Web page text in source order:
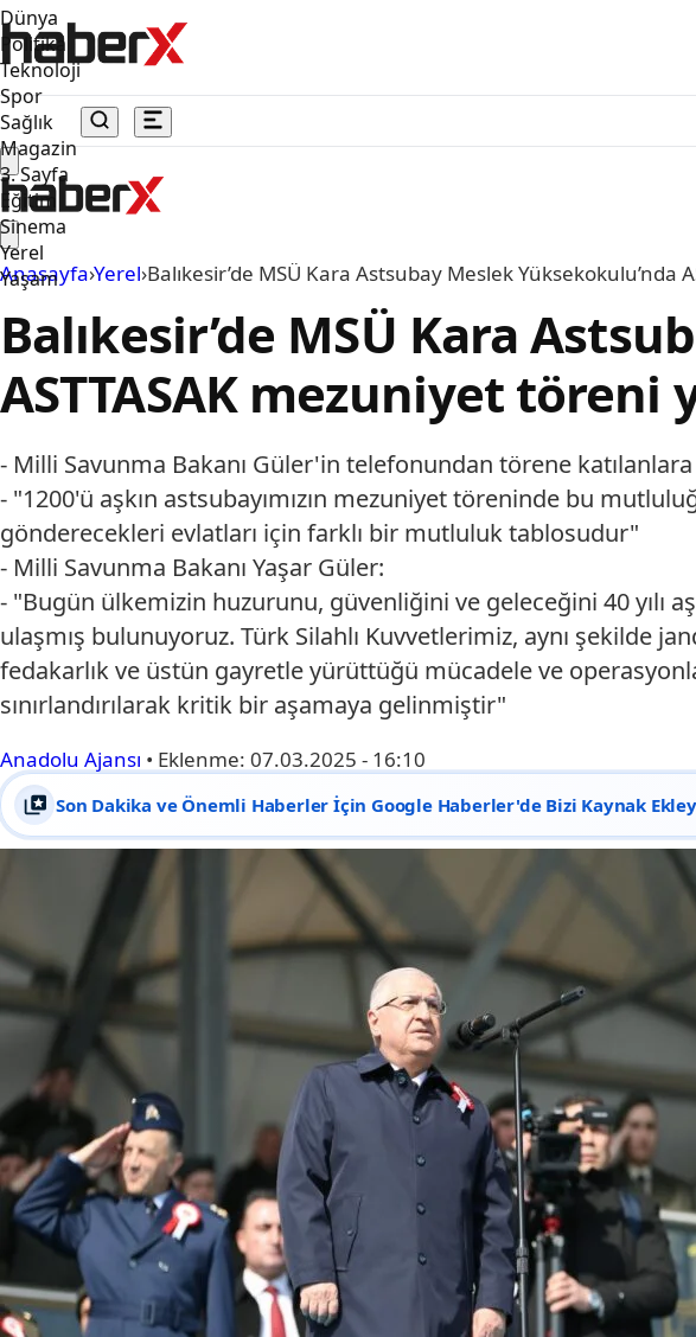
Dünya
Politika
Teknoloji
Spor
Sağlık
Magazin
3. Sayfa
Eğitim
Sinema
Yerel
Yaşam
Anasayfa›Yerel›Balıkesir’de MSÜ Kara Astsubay Meslek Yüksekokulu’nda
Balıkesir’de MSÜ Kara
ASTTASAK mezuniyet töreni
- Milli Savunma Bakanı Güler'in telefonundan törene
- "1200'ü aşkın astsubayımızın mezuniyet töreninde bu
gönderecekleri evlatları için farklı bir mutluluk tablosudur"
- Milli Savunma Bakanı Yaşar Güler:
- "Bugün ülkemizin huzurunu, güvenliğini ve geleceğini 40 yılı
ulaşmış bulunuyoruz. Türk Silahlı Kuvvetlerimiz, aynı şekilde
fedakarlık ve üstün gayretle yürüttüğü mücadele ve
sınırlandırılarak kritik bir aşamaya gelinmiştir"
Anadolu Ajansı • Eklenme: 07.03.2025 - 16:10
Son Dakika ve Önemli Haberler İçin Google Haberler'de Bizi Kaynak